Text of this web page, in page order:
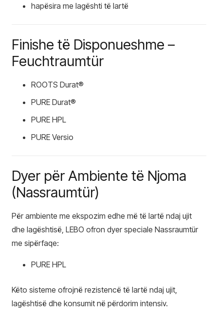
hapësira me lagështi të lartë
Finishe të Disponueshme –
Feuchtraumtür
ROOTS Durat®
PURE Durat®
PURE HPL
PURE Versio
Dyer për Ambiente të Njoma
(Nassraumtür)
Për ambiente me ekspozim edhe më të lartë ndaj ujit
dhe lagështisë, LEBO ofron dyer speciale Nassraumtür
me sipërfaqe:
PURE HPL
Këto sisteme ofrojnë rezistencë të lartë ndaj ujit,
lagështisë dhe konsumit në përdorim intensiv.